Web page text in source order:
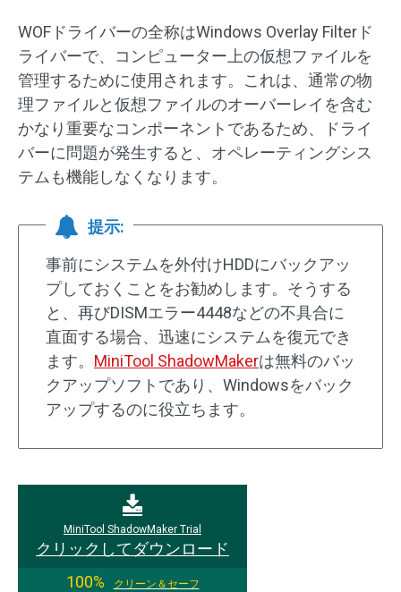
WOFドライバーの全称はWindows Overlay Filterド
ライバーで、コンピューター上の仮想ファイルを
管理するために使用されます。これは、通常の物
理ファイルと仮想ファイルのオーバーレイを含む
かなり重要なコンポーネントであるため、ドライ
バーに問題が発生すると、オペレーティングシス
テムも機能しなくなります。
提示:
事前にシステムを外付けHDDにバックアッ
プしておくことをお勧めします。そうする
と、再びDISMエラー4448などの不具合に
直面する場合、迅速にシステムを復元でき
ます。 MiniTool ShadowMakerは無料のバッ
クアップソフトであり、Windowsをバック
アップするのに役立ちます。
MiniTool ShadowMaker Trial
クリックしてダウンロード
100%
クリーン＆セーフ